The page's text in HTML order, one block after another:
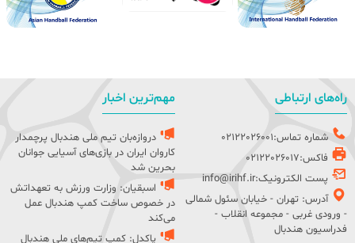
راه‌های ارتباطی
شماره تماس:02122026001
فاکس:02122026017
پست الکترونیک:info@irihf.ir
آدرس: تهران - خیابان سئول شمالی
- ورودی غربی - مجموعه انقلاب -
فدراسیون هندبال
مهم‌ترین اخبار
دروازه‌بان تیم ملی هندبال پرچمدار
کاروان ایران در بازی‌های آسیایی جوانان
بحرین شد
اسبقیان: وزارت ورزش به تعهداتش
در خصوص ساخت کمپ هندبال عمل
می‌کند
پاکدل: کمپ تیم‌های ملی هندبال